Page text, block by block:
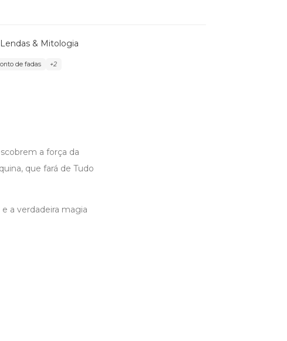
& Mitologia
de fadas +2
a força da
que fará de Tudo
a verdadeira magia